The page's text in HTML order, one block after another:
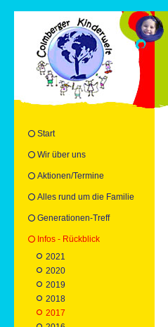
Start
Wir über uns
Aktionen/Termine
Alles rund um die Familie
Generationen-Treff
Infos - Rückblick
2021
2020
2019
2018
2017